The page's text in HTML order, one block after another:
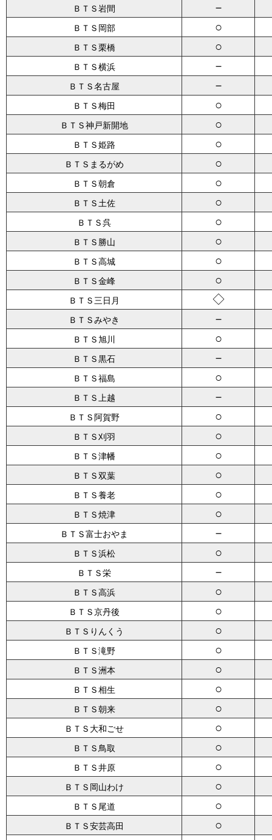
ＢＴＳ岩間 －
ＢＴＳ岡部 ○
ＢＴＳ栗橋 ○
ＢＴＳ横浜 －
ＢＴＳ名古屋 －
ＢＴＳ梅田 ○
ＢＴＳ神戸新開地 ○
ＢＴＳ姫路 ○
ＢＴＳまるがめ ○
ＢＴＳ朝倉 ○
ＢＴＳ土佐 ○
ＢＴＳ呉 ○
ＢＴＳ勝山 ○
ＢＴＳ高城 ○
ＢＴＳ金峰 ○
ＢＴＳ三日月 ◇
ＢＴＳみやき －
ＢＴＳ旭川 ○
ＢＴＳ黒石 －
ＢＴＳ福島 ○
ＢＴＳ上越 －
ＢＴＳ阿賀野 ○
ＢＴＳ刈羽 ○
ＢＴＳ津幡 ○
ＢＴＳ双葉 ○
ＢＴＳ養老 ○
ＢＴＳ焼津 ○
ＢＴＳ富士おやま －
ＢＴＳ浜松 ○
ＢＴＳ栄 －
ＢＴＳ高浜 ○
ＢＴＳ京丹後 ○
ＢＴＳりんくう ○
ＢＴＳ滝野 ○
ＢＴＳ洲本 ○
ＢＴＳ相生 ○
ＢＴＳ朝来 ○
ＢＴＳ大和ごせ ○
ＢＴＳ鳥取 ○
ＢＴＳ井原 ○
ＢＴＳ岡山わけ ○
ＢＴＳ尾道 ○
ＢＴＳ安芸高田
○